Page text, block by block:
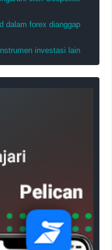
dalam forex dianggap
investasi lain